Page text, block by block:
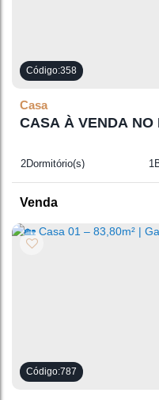
358
CASA À VENDA NO
Casa
2 Dormitório(s) 1
787